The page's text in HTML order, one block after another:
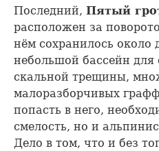
Последний, Пятый
расположен за
нём сохранилось около
небольшой бассейн для
скальной трещины,
малоразборчивых
попасть в него,
смелость, но и
Дело в том, что и без